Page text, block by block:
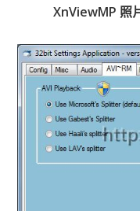
XnViewMP 照